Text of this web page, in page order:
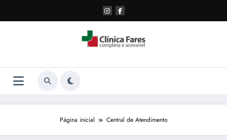
o
Página inicial Central de Atendimento